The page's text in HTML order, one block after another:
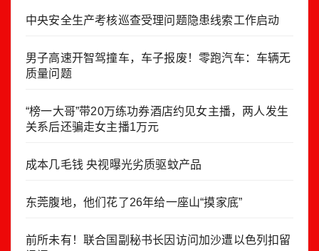
中央安全生产考核巡查受理问题隐患线索工作启动
男子高速开智驾撞车，车子报废！零跑汽车：车辆无
质量问题
“榜一大哥”带20万练功券酒店约见女主播，两人发生
关系后还骗走女主播1万元
成本几毛钱 央视曝光劣质驱蚊产品
东莞腹地，他们花了26年给一座山“摸家底”
前所未有！联合国副秘书长因访问加沙遭以色列扣留